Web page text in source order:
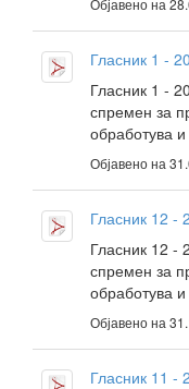
Објавено на
Гласник 1 -
Гласник 1 -
спремен за
обработува и
Објавено на
Гласник 12 -
Гласник 12 -
спремен за
обработува и
Објавено на
Гласник 11 -